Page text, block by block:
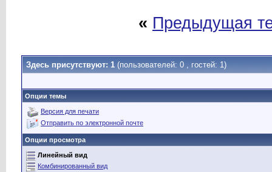
« Предыдущая
Здесь присутствуют: 1 (пользователей: 0 , гостей: 1)
Опции темы
Версия для печати
Отправить по электронной почте
Опции просмотра
Линейный вид
Комбинированный вид